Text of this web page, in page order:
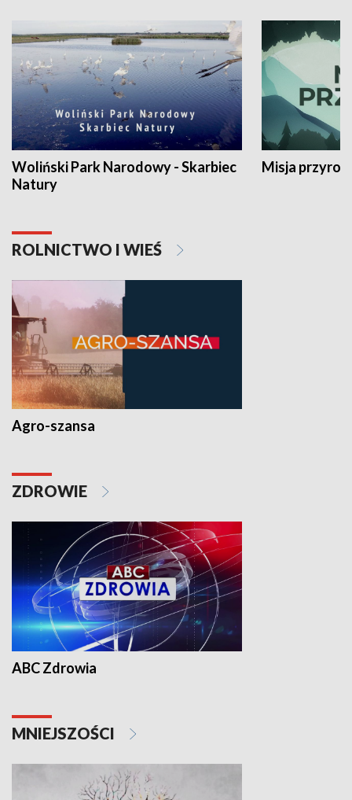
Woliński Park Narodowy - Skarbiec
Natury
Misja
ROLNICTWO I WIEŚ
Agro-szansa
ZDROWIE
ABC Zdrowia
MNIEJSZOŚCI